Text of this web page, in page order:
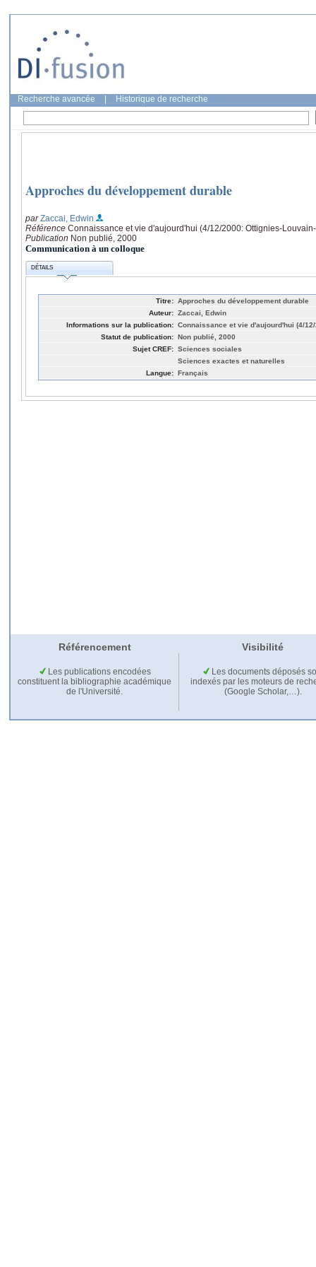
Recherche avancée Historique de recherche
Approches du développement durable
parZaccai, Edwin
Référence Connaissance et vie d'aujourd'hui (4/12/2000: Ottignies-
Publication Non publié, 2000
Communication à un colloque
DÉTAILS
Titre: Approches du développement durable
Auteur: Zaccai, Edwin
Informations sur la publication: Connaissance et vie d'aujourd'hui (4/
Statut de publication: Non publié, 2000
Sujet CREF: Sciences sociales
Sciences exactes et naturelles
Langue: Français
Référencement Visibilité
Les publications encodées
constituent la bibliographie académique
de l'Université.
Les documents déposés
indexés par les moteurs de
(Google Scholar,…).